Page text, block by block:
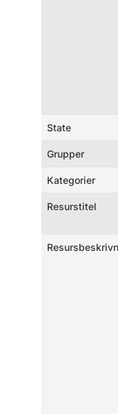
State
Grupper
Kategorier
Resurstitel